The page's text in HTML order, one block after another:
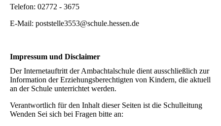
Telefon: 02772 - 3675
E-Mail: poststelle3553@schule.hessen.de
Impressum und Disclaimer
Der Internetauftritt der Ambachtalschule dient ausschließlich zur
Information der Erziehungsberechtigten von Kindern, die aktuell
an der Schule unterrichtet werden.
Verantwortlich für den Inhalt dieser Seiten ist die Schulleitung
Wenden Sei sich bei Fragen bitte an: